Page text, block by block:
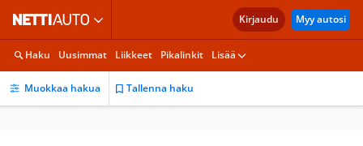
Kirjaudu Myy autosi
Haku Uusimmat Liikkeet Pikalinkit Lisää
Muokkaa hakua Tallenna haku